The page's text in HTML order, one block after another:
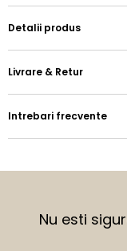
Detalii produs
Livrare & Retur
Intrebari frecvente
Nu esti